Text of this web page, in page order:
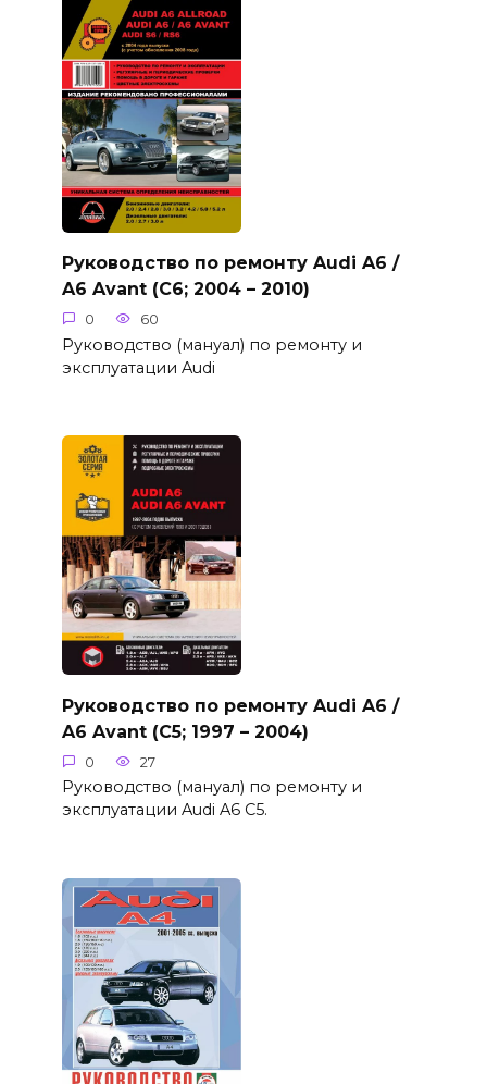
Руководство по ремонту Audi A6 /
A6 Avant (C6; 2004 – 2010)
0 60
Руководство (мануал) по ремонту и
эксплуатации Audi
Руководство по ремонту Audi A6 /
A6 Avant (C5; 1997 – 2004)
0 27
Руководство (мануал) по ремонту и
эксплуатации Audi A6 C5.